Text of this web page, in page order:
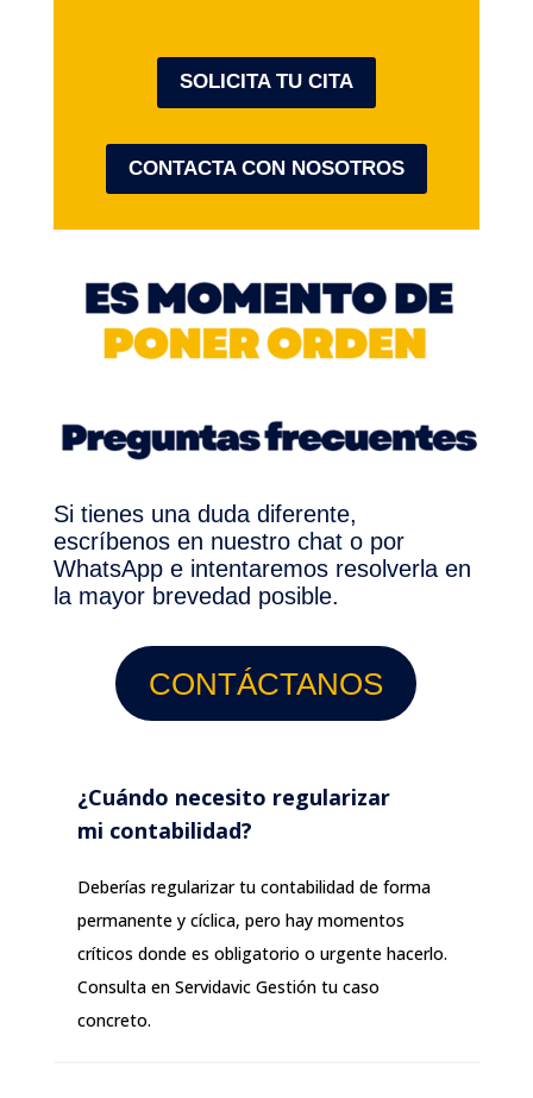
SOLICITA TU CITA
CONTACTA CON NOSOTROS
Si tienes una duda diferente,
escríbenos en nuestro chat o por
WhatsApp e intentaremos resolverla en
la mayor brevedad posible.
CONTÁCTANOS
¿Cuándo necesito regularizar
mi contabilidad?
Deberías regularizar tu contabilidad de forma
permanente y cíclica, pero hay momentos
críticos donde es obligatorio o urgente hacerlo.
Consulta en Servidavic Gestión tu caso
concreto.